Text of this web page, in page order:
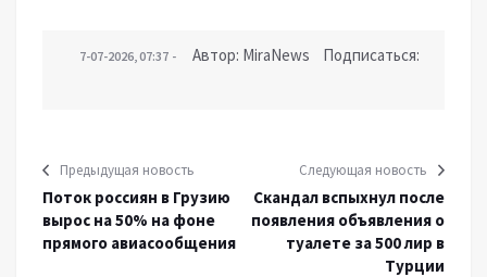
7-07-2026, 07:37 Автор: MiraNews Подписаться:
Предыдущая новость
Поток россиян в Грузию
вырос на 50% на фоне
прямого авиасообщения
Следующая новость
Скандал вспыхнул после
появления объявления о
туалете за 500 лир в
Турции